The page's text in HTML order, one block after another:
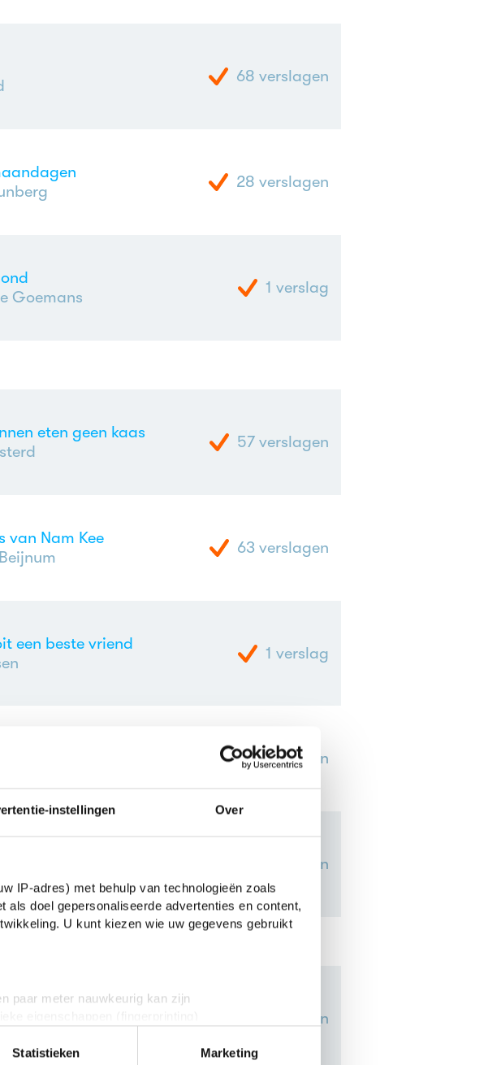
instellingen Over
IP-adres) met behulp van technologieën zoals
doel gepersonaliseerde advertenties en content,
U kunt kiezen wie uw gegevens gebruikt
paar meter nauwkeurig kan zijn
Statistieken Marketing
68 verslagen
28 verslagen
Goemans
1 verslag
eten geen kaas
57 verslagen
van Nam Kee
63 verslagen
een beste vriend
1 verslag
54verslagen
verslagen
Brabander
verslagen